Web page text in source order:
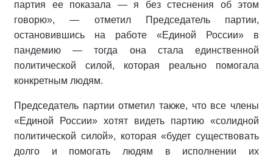
партия ее показала — я без стеснения об этом
говорю», — отметил Председатель партии,
остановившись на работе «Единой России» в
пандемию — тогда она стала единственной
политической силой, которая реально помогала
конкретным людям.
Председатель партии отметил также, что все члены
«Единой России» хотят видеть партию «солидной
политической силой», которая «будет существовать
долго и помогать людям в исполнении их